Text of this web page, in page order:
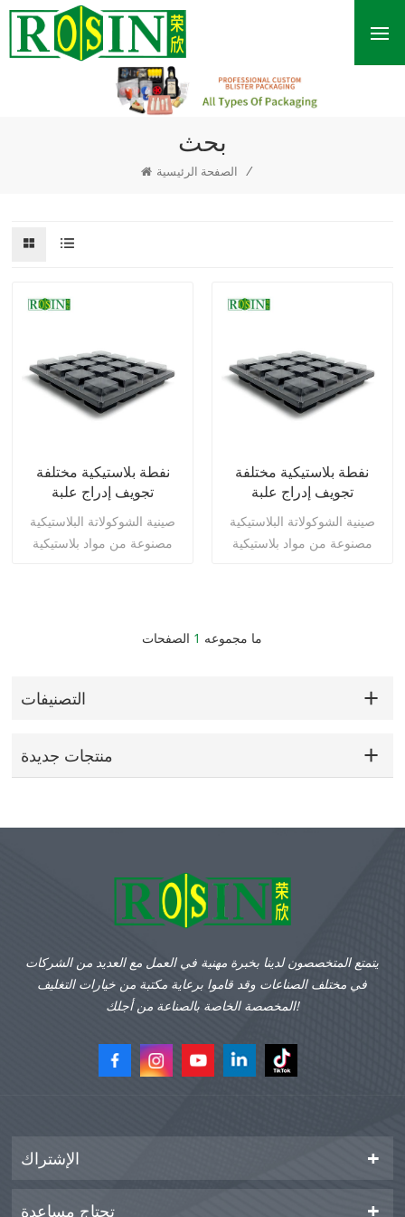
بحث
الصفحة الرئيسية /
نفطة بلاستيكية مختلفة
تجويف إدراج علبة
الشوكولاته
صينية الشوكولاتة البلاستيكية
مصنوعة من مواد بلاستيكية
نفطة بلاستيكية مختلفة
تجويف إدراج علبة
الشوكولاته
صينية الشوكولاتة البلاستيكية
مصنوعة من مواد بلاستيكية
ما مجموعه 1 الصفحات
التصنيفات
منتجات جديدة
يتمتع المتخصصون لدينا بخبرة مهنية في العمل مع العديد من الشركات
في مختلف الصناعات وقد قاموا برعاية مكتبة من خيارات التغليف
المخصصة الخاصة بالصناعة من أجلك!
الإشتراك
تحتاج مساعدة